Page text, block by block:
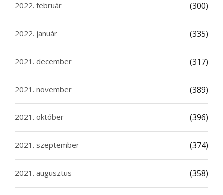
2022. február (300)
2022. január (335)
2021. december (317)
2021. november (389)
2021. október (396)
2021. szeptember (374)
2021. augusztus (358)